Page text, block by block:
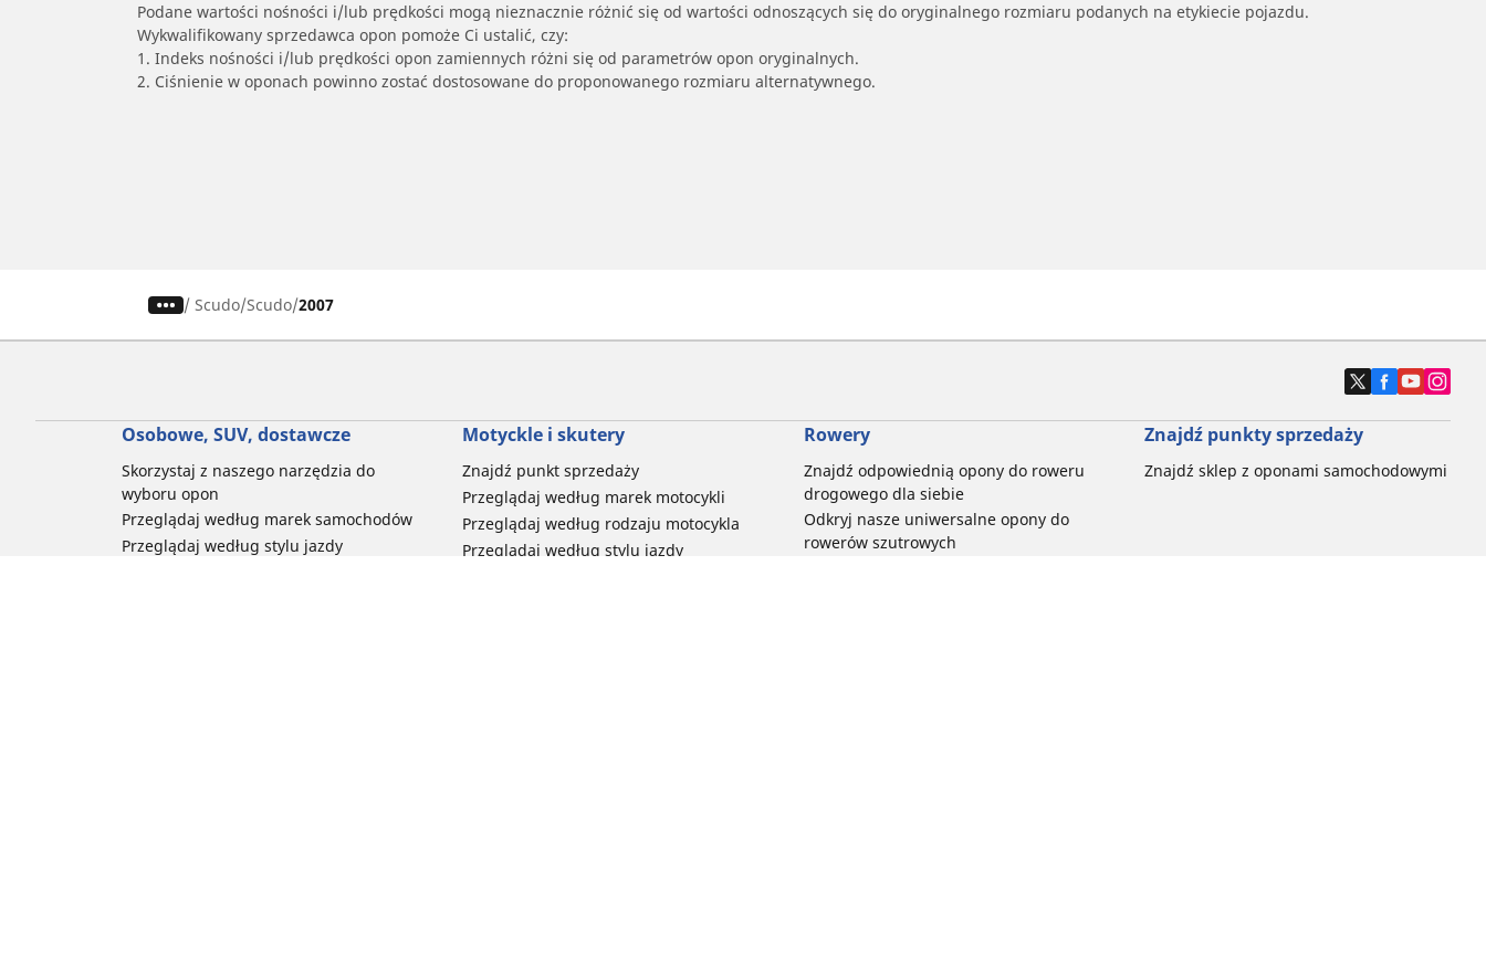
Podane wartości nośności i/lub prędkości mogą nieznacznie różnić się od wartości odnoszących się do oryginalnego rozmiaru podanych na etykiecie pojazdu.
Wykwalifikowany sprzedawca opon pomoże Ci ustalić, czy:
1. Indeks nośności i/lub prędkości opon zamiennych różni się od parametrów opon oryginalnych.
2. Ciśnienie w oponach powinno zostać dostosowane do proponowanego rozmiaru alternatywnego.
/ Scudo Scudo 2007
Osobowe, SUV, dostawcze
Skorzystaj z naszego narzędzia do
wyboru opon
Przeglądaj według marek samochodów
Przeglądaj według stylu jazdy
Motyckle i skutery
Znajdź punkt sprzedaży
Przeglądaj według marek motocykli
Przeglądaj według rodzaju motocykla
Przeglądaj według stylu jazdy
Rowery
Znajdź odpowiednią opony do roweru
drogowego dla siebie
Odkryj nasze uniwersalne opony do
rowerów szutrowych
Znajdź punkty sprzedaży
Znajdź sklep z oponami samochodowymi